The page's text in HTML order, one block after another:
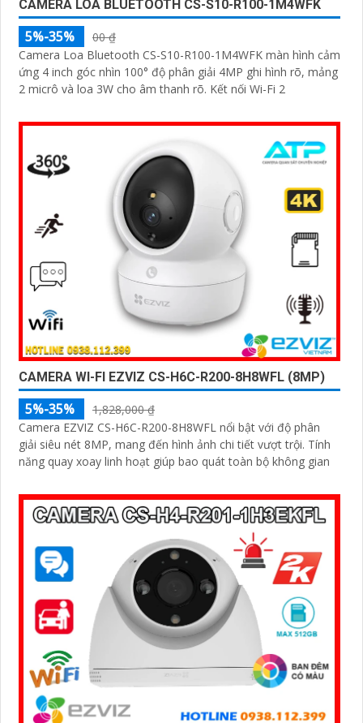
CAMERA LOA BLUETOOTH CS-S10-R100-1M4WFK
5%-35%
00 ₫
Camera Loa Bluetooth CS-S10-R100-1M4WFK màn hình cảm
ứng 4 inch góc nhìn 100° độ phân giải 4MP ghi hình rõ, mảng
2 micrô và loa 3W cho âm thanh rõ. Kết nối Wi-Fi 2
CAMERA WI-FI EZVIZ CS-H6C-R200-8H8WFL (8MP)
5%-35%
1,828,000 ₫
Camera EZVIZ CS-H6C-R200-8H8WFL nổi bật với độ phân
giải siêu nét 8MP, mang đến hình ảnh chi tiết vượt trội. Tính
năng quay xoay linh hoạt giúp bao quát toàn bộ không gian